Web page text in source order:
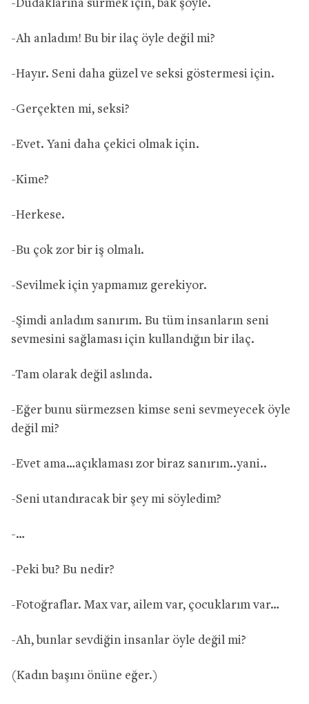
-Dudaklarına sürmek için, bak şöyle.
-Ah anladım! Bu bir ilaç öyle değil mi?
-Hayır. Seni daha güzel ve seksi göstermesi için.
-Gerçekten mi, seksi?
-Evet. Yani daha çekici olmak için.
-Kime?
-Herkese.
-Bu çok zor bir iş olmalı.
-Sevilmek için yapmamız gerekiyor.
-Şimdi anladım sanırım. Bu tüm insanların seni
sevmesini sağlaması için kullandığın bir ilaç.
-Tam olarak değil aslında.
-Eğer bunu sürmezsen kimse seni sevmeyecek öyle
değil mi?
-Evet ama…açıklaması zor biraz sanırım..yani..
-Seni utandıracak bir şey mi söyledim?
-…
-Peki bu? Bu nedir?
-Fotoğraflar. Max var, ailem var, çocuklarım var…
-Ah, bunlar sevdiğin insanlar öyle değil mi?
(Kadın başını önüne eğer.)